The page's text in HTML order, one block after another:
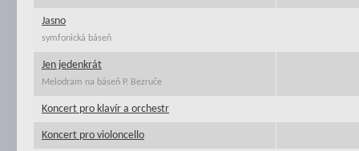
Jasno
symfonická báseň
Jen jedenkrát
Melodram na báseň P. Bezruče
Koncert pro klavír a orchestr
Koncert pro violoncello